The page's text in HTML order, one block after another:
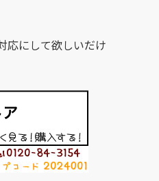
応にして欲しいだけ